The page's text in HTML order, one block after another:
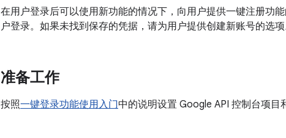
在用户登录后可以使用新功能的情况下，向用户提供一键注册功
户登录。如果未找到保存的凭据，请为用户提供创建新账号的选项
准备工作
按照一键登录功能使用入门中的说明设置 Google API 控制台项目